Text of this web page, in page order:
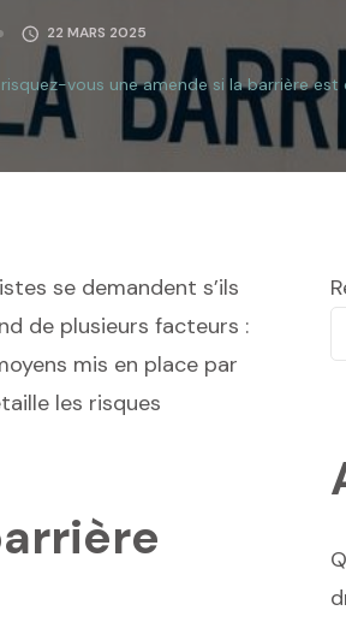
22 MARS 2025
risquez-vous une amende si la barrière est
se demandent s’ils
de plusieurs facteurs :
mis en place par
les risques